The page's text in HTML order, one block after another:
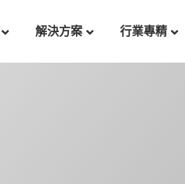
解決方案 行業專精